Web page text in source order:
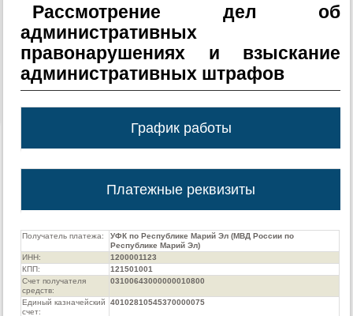
Рассмотрение дел об
административных
правонарушениях и взыскание
административных штрафов
График работы
Платежные реквизиты
Получатель платежа:
УФК по Республике Марий Эл (МВД России по
Республике Марий Эл)
ИНН:
1200001123
КПП:
121501001
Счет получателя
средств:
03100643000000010800
Единый казначейский
счет:
40102810545370000075